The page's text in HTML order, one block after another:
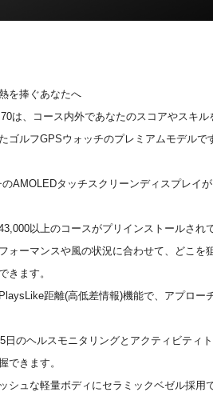
を捧ぐあなたへ
は、コース内外であなたのスコアやスキ
ゴルフGPSウォッチのプレミアムモデルで
のAMOLEDタッチスクリーンディスプレイ
以上のコースがプリインストールされ
ォーマンスや風の状況に合わせて、どこを
きます。
距離(高低差情報)機能で、アプロー
日のヘルスモニタリングとアクティビティ
できます。
シュな軽量ボディにセラミックベゼル採用